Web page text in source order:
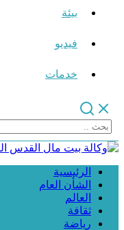
بيئة
فيديو
خدمات
الرئيسية
الشأن العام
العالم
ثقافة
رياضة